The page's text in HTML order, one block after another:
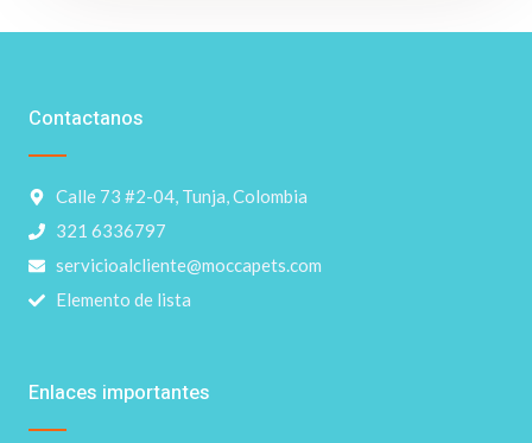
Enlaces importantes
Contactanos
Calle 73 #2-04, Tunja, Colombia
321 6336797
servicioalcliente@moccapets.com
Elemento de lista